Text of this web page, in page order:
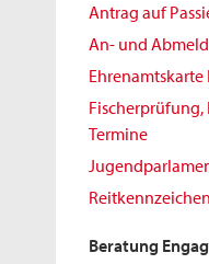
Antrag auf
An- und
Fischerprüfung,
Termine
Beratung